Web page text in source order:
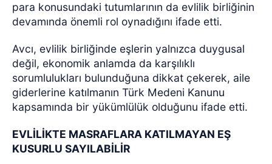
para konusundaki tutumlarının da evlilik birliğinin
devamında önemli rol oynadığını ifade etti.
Avcı, evlilik birliğinde eşlerin yalnızca duygusal
değil, ekonomik anlamda da karşılıklı
sorumlulukları bulunduğuna dikkat çekerek, aile
giderlerine katılmanın Türk Medeni Kanunu
kapsamında bir yükümlülük olduğunu ifade etti.
EVLİLİKTE MASRAFLARA KATILMAYAN EŞ
KUSURLU SAYILABİLİR